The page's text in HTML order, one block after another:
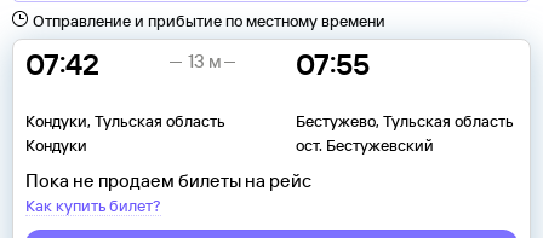
Отправление и прибытие по местному времени
07:42
Кондуки, Тульская область
Кондуки
07:55
Бестужево, Тульская область
ост. Бестужевский
13 м
Пока не продаем билеты на рейс
Как купить билет?